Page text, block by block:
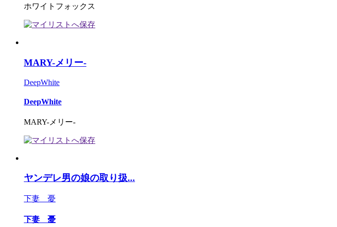
ホワイトフォックス
MARY-メリー-
DeepWhite
DeepWhite
MARY-メリー-
ヤンデレ男の娘の取り扱...
下妻 憂
下妻 憂